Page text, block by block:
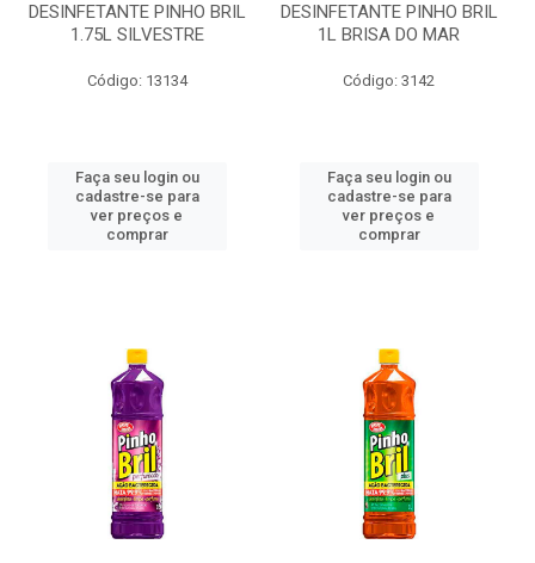
DESINFETANTE PINHO BRIL
1.75L SILVESTRE
Código: 13134
Faça seu login ou
cadastre-se para
ver preços e
comprar
DESINFETANTE PINHO BRIL
1L BRISA DO MAR
Código: 3142
Faça seu login ou
cadastre-se para
ver preços e
comprar